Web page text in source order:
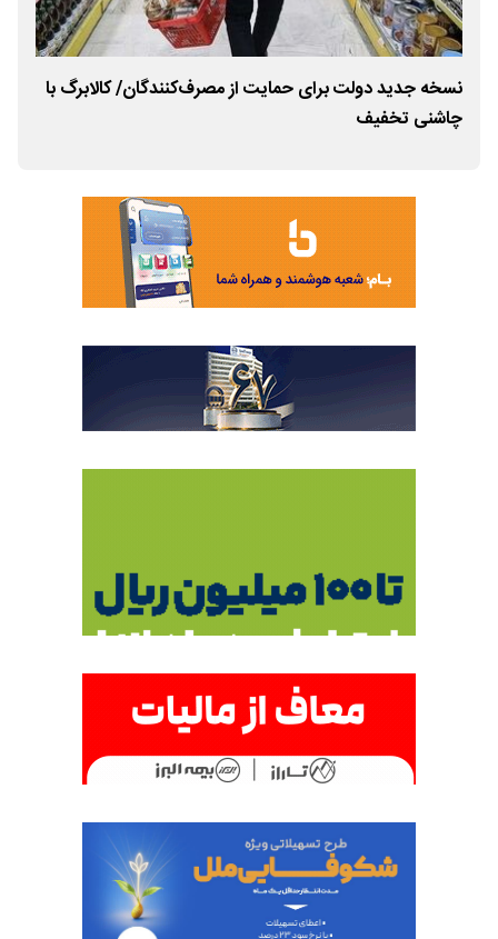
نسخه جدید دولت برای حمایت از مصرف‌کنندگان/ کالابرگ با
چاشنی تخفیف